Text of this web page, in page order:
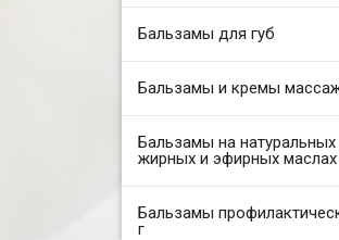
Бальзамы для губ
Бальзамы и кремы
Бальзамы на натуральных
жирных и эфирных маслах
Бальзамы
г